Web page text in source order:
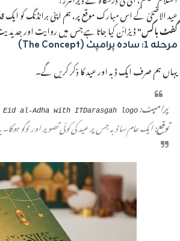
عید الاضحیٰ کے اس مبارک موقع پر، ہم اپنی برانڈنگ کو
گفٹ باکس"ڈیزائن کیا جاتا ہے جس میں روایت اور
مرحلہ ۱: سادہ پرامپٹ (The Concept)
یہاں ہم صرف ایک ڈبہ اور عید کا ذکر کریں گے۔
پرامپٹ: al-Adha with ITDarasgah logo.
توقع:ایک عام سا ڈبہ جس پر عید کی کوئی تصویر اور لوگو